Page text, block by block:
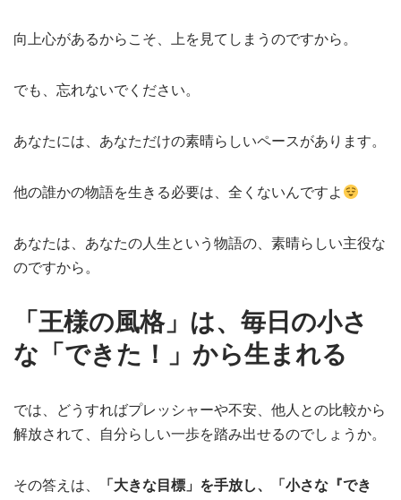
向上心があるからこそ、上を見てしまうのですから。
でも、忘れないでください。
あなたには、あなただけの素晴らしいペースがあります。
他の誰かの物語を生きる必要は、全くないんですよ
あなたは、あなたの人生という物語の、素晴らしい主役な
のですから。
「王様の風格」は、毎日の小さ
な「できた！」から生まれる
では、どうすればプレッシャーや不安、他人との比較から
解放されて、自分らしい一歩を踏み出せるのでしょうか。
その答えは、
「大きな目標」を手放し、「小さな『でき